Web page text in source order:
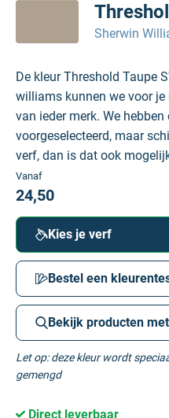
Sherwin
De kleur Threshold Taupe
williams kunnen we voor
van ieder merk. We hebben
voorgeselecteerd, maar
verf, dan is dat ook
Vanaf
24,50
Kies je verf
Bestel een
Bekijk producten
Let op: deze kleur wordt
gemengd
Direct leverbaar